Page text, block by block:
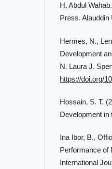
H. Abdul
Press.
Hermes, N.,
Development
N. Laura J.
https://doi.org/
Hossain, S. T.
Development
Ina Ibor, B.,
Performance of
International